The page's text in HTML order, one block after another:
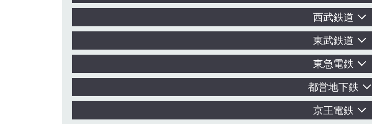
西武鉄道
東武鉄道
東急電鉄
都営地下鉄
京王電鉄